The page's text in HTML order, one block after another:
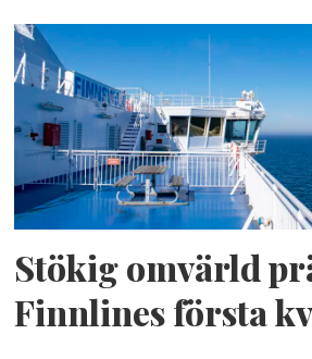
Stökig omvärld
Finnlines första